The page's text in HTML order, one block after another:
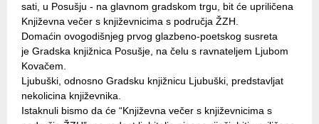
sati, u Posušju - na glavnom gradskom trgu, bit će upriličena
Književna večer s književnicima s područja ŽZH.
Domaćin ovogodišnjeg prvog glazbeno-poetskog susreta
je Gradska knjižnica Posušje, na čelu s ravnateljem Ljubom
Kovačem.
Ljubuški, odnosno Gradsku knjižnicu Ljubuški, predstavljat
nekolicina književnika.
Istaknuli bismo da će “Književna večer s književnicima s